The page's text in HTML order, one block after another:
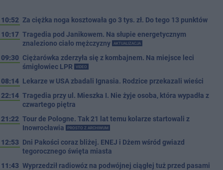
10:52 Za ciężka noga kosztowała go 3 tys. zł. Do tego 13 punktów
10:17 Tragedia pod Janikowem. Na słupie energetycznym
znaleziono ciało mężczyzny
AKTUALIZACJA
09:30 Ciężarówka zderzyła się z kombajnem. Na miejsce leci
śmigłowiec LPR
VIDEO
08:14 Lekarze w USA zbadali Ignasia. Rodzice przekazali wieści
22:14 Tragedia przy ul. Mieszka I. Nie żyje osoba, która wypadła z
czwartego piętra
21:22 Tour de Pologne. Tak 21 lat temu kolarze startowali z
Inowrocławia
PROSTO Z ARCHIWUM
12:53 Dni Pakości coraz bliżej. ENEJ i Dżem wśród gwiazd
tegorocznego święta miasta
11:43 Wyprzedził radiowóz na podwójnej ciągłej tuż przed pasami